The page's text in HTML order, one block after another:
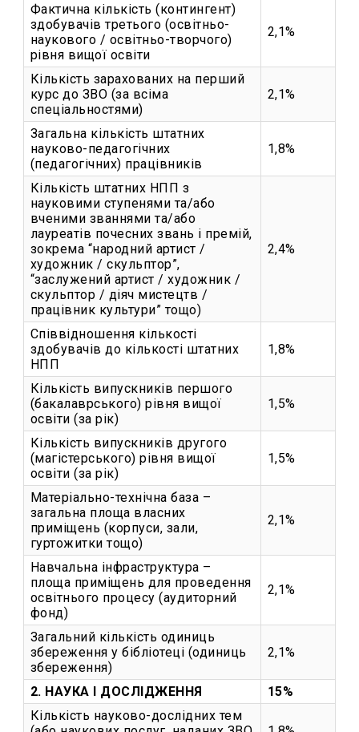
Фактична кількість (контингент)
здобувачів третього (освітньо-
наукового / освітньо-творчого)
рівня вищої освіти
2,1%
Кількість зарахованих на перший
курс до ЗВО (за всіма
спеціальностями)
2,1%
Загальна кількість штатних
науково-педагогічних
(педагогічних) працівників
1,8%
Кількість штатних НПП з
науковими ступенями та/або
вченими званнями та/або
лауреатів почесних звань і премій,
зокрема “народний артист /
художник / скульптор”,
“заслужений артист / художник /
скульптор / діяч мистецтв /
працівник культури” тощо)
2,4%
Співвідношення кількості
здобувачів до кількості штатних
НПП
1,8%
Кількість випускників першого
(бакалаврського) рівня вищої
освіти (за рік)
1,5%
Кількість випускників другого
(магістерського) рівня вищої
освіти (за рік)
1,5%
Матеріально-технічна база –
загальна площа власних
приміщень (корпуси, зали,
гуртожитки тощо)
2,1%
Навчальна інфраструктура –
площа приміщень для проведення
освітнього процесу (аудиторний
фонд)
2,1%
Загальний кількість одиниць
збереження у бібліотеці (одиниць
збереження)
2,1%
2. НАУКА І ДОСЛІДЖЕННЯ
15%
Кількість науково-дослідних тем